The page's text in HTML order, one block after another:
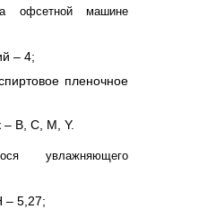
офсетной машине
– 4;
пленочное
B, C, M, Y.
увлажняющего
– 5,27;